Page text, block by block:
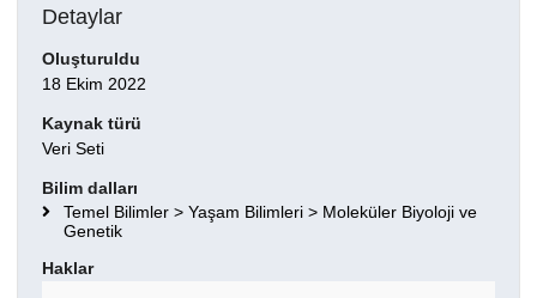
Detaylar
Oluşturuldu
18 Ekim 2022
Kaynak türü
Veri Seti
Bilim dalları
Temel Bilimler > Yaşam Bilimleri > Moleküler Biyoloji ve
Genetik
Haklar